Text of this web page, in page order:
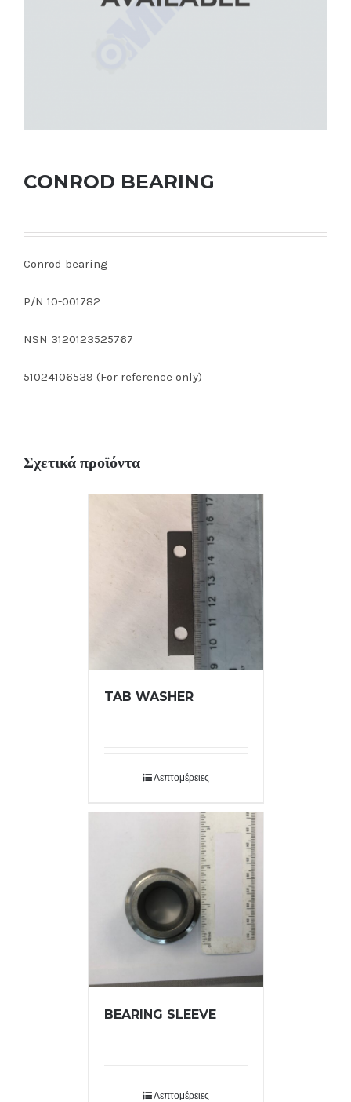
CONROD BEARING
Conrod bearing
P/N 10-001782
NSN 3120123525767
51024106539 (For reference only)
Σχετικά προϊόντα
TAB WASHER
Λεπτομέρειες
BEARING SLEEVE
Λεπτομέρειες